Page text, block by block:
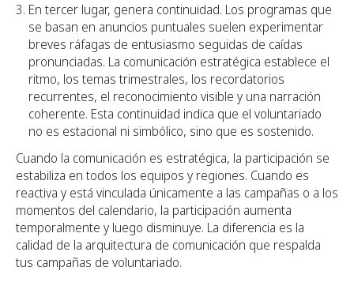
En tercer lugar, genera continuidad. Los programas que
se basan en anuncios puntuales suelen experimentar
breves ráfagas de entusiasmo seguidas de caídas
pronunciadas. La comunicación estratégica establece el
ritmo, los temas trimestrales, los recordatorios
recurrentes, el reconocimiento visible y una narración
coherente. Esta continuidad indica que el voluntariado
no es estacional ni simbólico, sino que es sostenido.
Cuando la comunicación es estratégica, la participación se
estabiliza en todos los equipos y regiones. Cuando es
reactiva y está vinculada únicamente a las campañas o a los
momentos del calendario, la participación aumenta
temporalmente y luego disminuye. La diferencia es la
calidad de la arquitectura de comunicación que respalda
tus campañas de voluntariado.